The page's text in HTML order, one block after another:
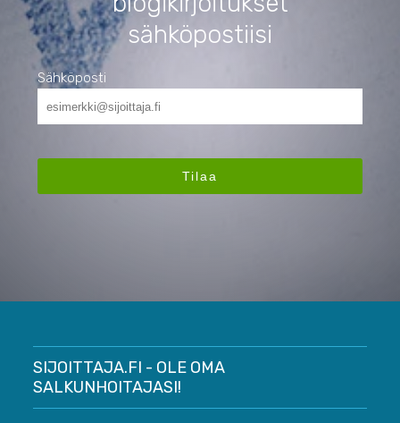
sähköpostiisi
Sähköposti
SIJOITTAJA.FI - OLE OMA
SALKUNHOITAJASI!